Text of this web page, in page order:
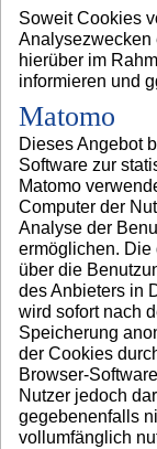
Soweit Cookies
Analysezwecken
hierüber im
informieren und
Matomo
Dieses Angebot
Software zur
Matomo
Computer der
Analyse der
ermöglichen. Die
über die
des Anbieters in
wird sofort nach
Speicherung
der Cookies
Browser-
Nutzer jedoch
gegebenenfalls
vollumfänglich